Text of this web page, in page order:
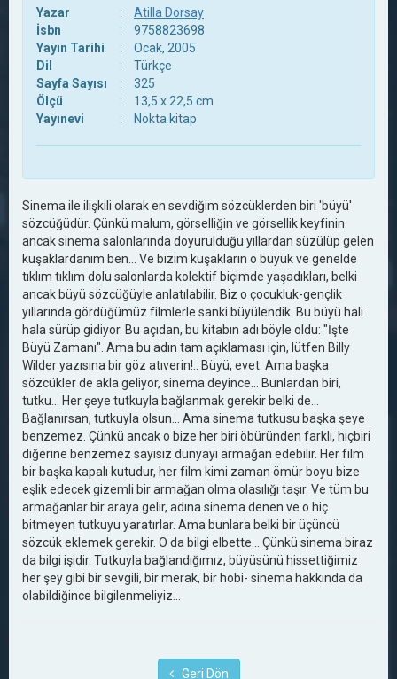
Yazar :
Atilla Dorsay
İsbn
:
9758823698
Yayın Tarihi
:
Ocak, 2005
Dil
:
Türkçe
Sayfa Sayısı
:
325
Ölçü
:
13,5 x 22,5 cm
Yayınevi
: Nokta kitap
Sinema ile ilişkili olarak en sevdiğim sözcüklerden biri 'büyü'
sözcüğüdür. Çünkü malum, görselliğin ve görsellik keyfinin
ancak sinema salonlarında doyurulduğu yıllardan süzülüp gelen
kuşaklardanım ben... Ve bizim kuşakların o büyük ve genelde
tıklım tıklım dolu salonlarda kolektif biçimde yaşadıkları, belki
ancak büyü sözcüğüyle anlatılabilir. Biz o çocukluk-gençlik
yıllarında gördüğümüz filmlerle sanki büyülendik. Bu büyü hali
hala sürüp gidiyor. Bu açıdan, bu kitabın adı böyle oldu: "İşte
Büyü Zamanı". Ama bu adın tam açıklaması için, lütfen Billy
Wilder yazısına bir göz atıverin!.. Büyü, evet. Ama başka
sözcükler de akla geliyor, sinema deyince... Bunlardan biri,
tutku... Her şeye tutkuyla bağlanmak gerekir belki de...
Bağlanırsan, tutkuyla olsun... Ama sinema tutkusu başka şeye
benzemez. Çünkü ancak o bize her biri öbüründen farklı, hiçbiri
diğerine benzemez sayısız dünyayı armağan edebilir. Her film
bir başka kapalı kutudur, her film kimi zaman ömür boyu bize
eşlik edecek gizemli bir armağan olma olasılığı taşır. Ve tüm bu
armağanlar bir araya gelir, adına sinema denen ve o hiç
bitmeyen tutkuyu yaratırlar. Ama bunlara belki bir üçüncü
sözcük eklemek gerekir. O da bilgi elbette... Çünkü sinema biraz
da bilgi işidir. Tutkuyla bağlandığımız, büyüsünü hissettiğimiz
her şey gibi bir sevgili, bir merak, bir hobi- sinema hakkında da
olabildiğince bilgilenmeliyiz…
Geri Dön